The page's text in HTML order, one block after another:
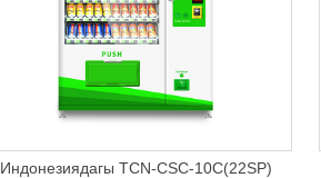
Индонезиядагы TCN-CSC-10C(22SP)